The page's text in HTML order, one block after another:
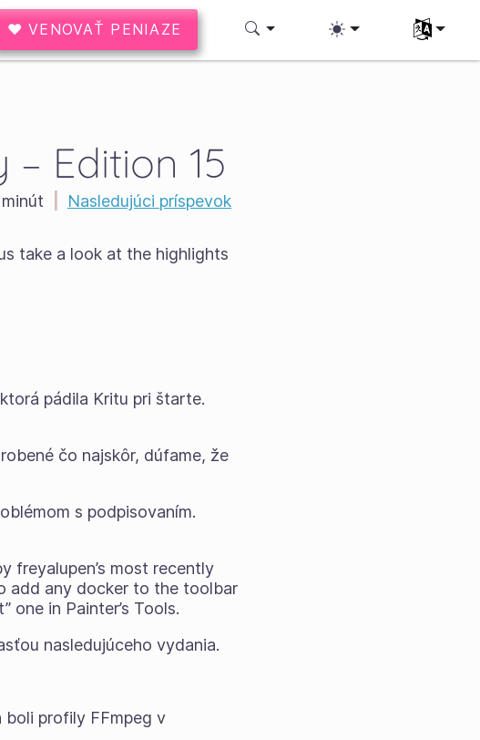
♥ VENOVAŤ PENIAZE Vyberte si
Edition 15
Nasledujúci príspevok
take a look at the highlights
pádila Kritu pri štarte.
čo najskôr, dúfame, že
s podpisovaním.
freyalupen’s most recently
add any docker to the toolbar
one in Painter’s Tools.
nasledujúceho vydania.
boli profily FFmpeg v